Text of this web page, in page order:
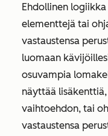
Ehdollinen
elementtejä tai
vastaustensa
luomaan
osuvampia
näyttää
vaihtoehdon, tai
vastaustensa